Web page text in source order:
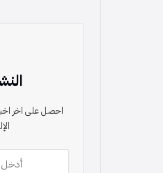
احصل على اخر